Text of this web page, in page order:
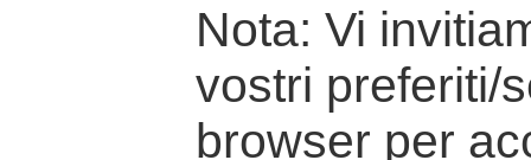
Nota: Vi
vostri preferiti/
browser per